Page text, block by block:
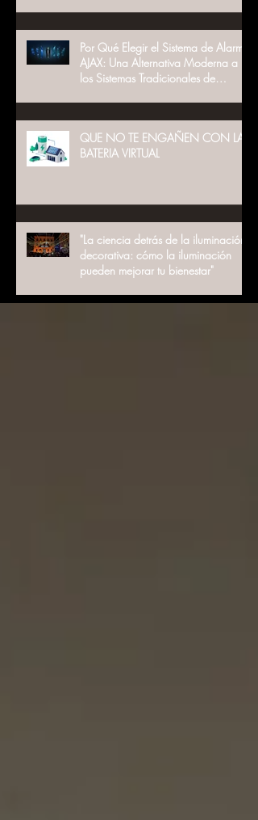
Por Qué Elegir el Sistema de Alarma
AJAX: Una Alternativa Moderna a
los Sistemas Tradicionales de
QUE NO TE ENGAÑEN CON LA
BATERIA VIRTUAL
"La ciencia detrás de la iluminación
decorativa: cómo la iluminación
pueden mejorar tu bienestar"